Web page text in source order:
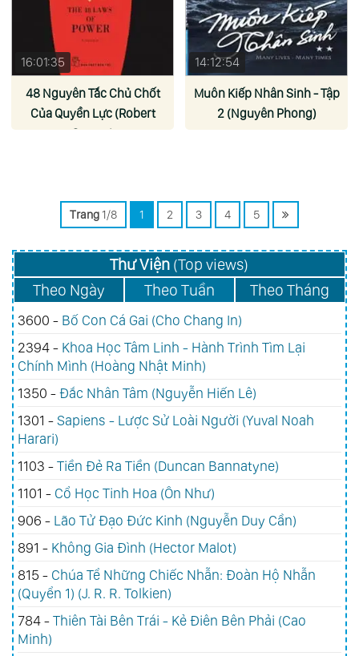
16:01:35
48 Nguyên Tắc Chủ Chốt
Của Quyền Lực (Robert
Greene)
14:12:54
Muôn Kiếp Nhân Sinh - Tập
2 (Nguyên Phong)
Trang 1/8 1 2 3 4 5
Thư Viện (Top views)
Theo Ngày
Theo Tuần Theo Tháng
3600 - Bố Con Cá Gai (Cho Chang In)
2394 - Khoa Học Tâm Linh - Hành Trình Tìm Lại
Chính Mình (Hoàng Nhật Minh)
1350 -Đắc Nhân Tâm (Nguyễn Hiến Lê)
1301 -Sapiens - Lược Sử Loài Người (Yuval Noah
Harari)
1103 -Tiền Đẻ Ra Tiền (Duncan Bannatyne)
1101 - Cổ Học Tinh Hoa (Ôn Như)
906 - Lão Tử Đạo Đức Kinh (Nguyễn Duy Cần)
891 - Không Gia Đình (Hector Malot)
815 - Chúa Tể Những Chiếc Nhẫn: Đoàn Hộ Nhẫn
(Quyển 1) (J. R. R. Tolkien)
784 -Thiên Tài Bên Trái - Kẻ Điên Bên Phải (Cao
Minh)